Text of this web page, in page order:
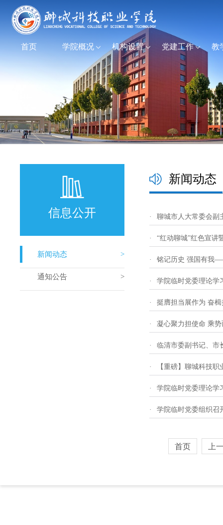
首页 学院概况 机构设置 党建工作 教
信息公开
新闻动态
通知公告
新闻动态
· 聊城市人大常委会副
· “红动聊城”红色宣讲
· 铭记历史 强国有我
· 学院临时党委理论学
· 挺膺担当展作为 奋
· 凝心聚力担使命 乘
· 临清市委副书记、市
· 【重磅】聊城科技
· 学院临时党委理论学
· 学院临时党委组织召
首页 上